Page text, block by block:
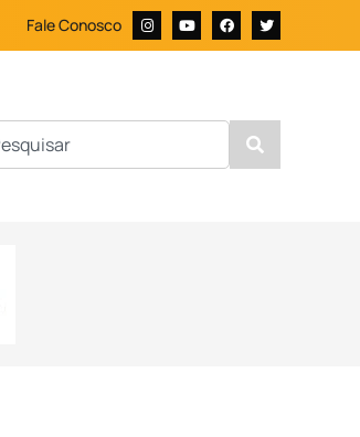
Fale Conosco